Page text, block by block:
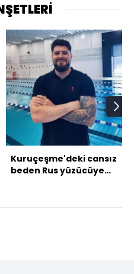
Kuruçeşme'deki cansız
beden Rus yüzücüye